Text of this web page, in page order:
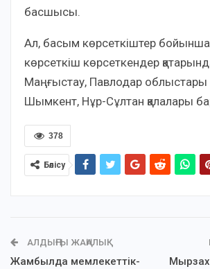
басшысы.
Ал, басым көрсеткіштер
көрсеткіш көрсеткендер
Маңғыстау, Павлодар облыстары
Шымкент, Нұр-Сұлтан қалалары
378
Бөлісу
АЛДЫҢҒЫ ЖАҢАЛЫҚ
Жамбылда мемлекеттік-